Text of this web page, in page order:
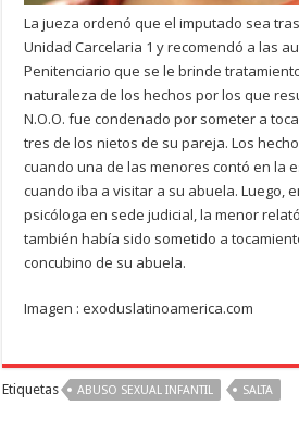
La jueza ordenó que el imputado sea
Unidad Carcelaria 1 y recomendó a las
Penitenciario que se le brinde
naturaleza de los hechos por los que
N.O.O. fue condenado por someter a
tres de los nietos de su pareja. Los
cuando una de las menores contó en la
cuando iba a visitar a su abuela. Luego,
psicóloga en sede judicial, la menor
también había sido sometido a
concubino de su abuela.
Imagen : exoduslatinoamerica.com
Etiquetas ABUSO SEXUAL INFANTIL SALTA